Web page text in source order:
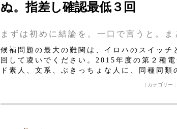
ぬ。指差し確認最低３回
まずは初めに結論を。一口で言うと。ま
候補問題の最大の難関は、イロハのスイッ
回して凌いでください。2015年度の第２種
ド素人、文系、ぶきっちょな人に、同種同類
| カテゴリー：